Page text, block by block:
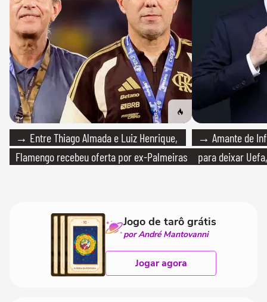
→ Entre Thiago Almada e Luiz Henrique,
Flamengo recebeu oferta por ex-Palmeiras
→ Amante de
para deixar
Jogo de tarô grátis
por André Mantovanni
Jogar agora